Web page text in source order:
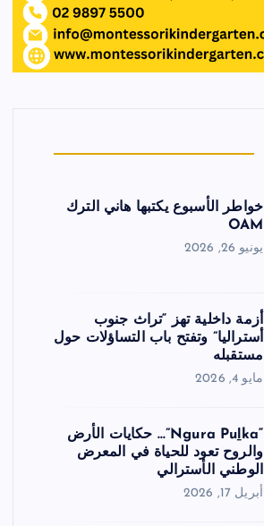
خواطر الأسبوع يكتبها هاني الترك
OAM
يونيو 26, 2026
أزمة داخلية تهز “تراث جنوب
أستراليا” وتفتح باب التساؤلات حول
مستقبله
مايو 4, 2026
“Ngura Puḻka”… حكايات الأرض
والروح تعود للحياة في المعرض
الوطني الأسترالي
أبريل 17, 2026